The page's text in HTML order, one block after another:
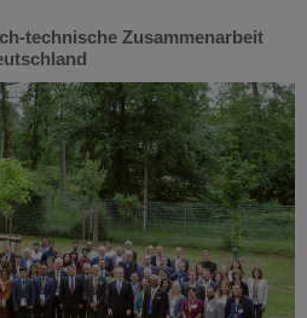
technische Zusammenarbeit